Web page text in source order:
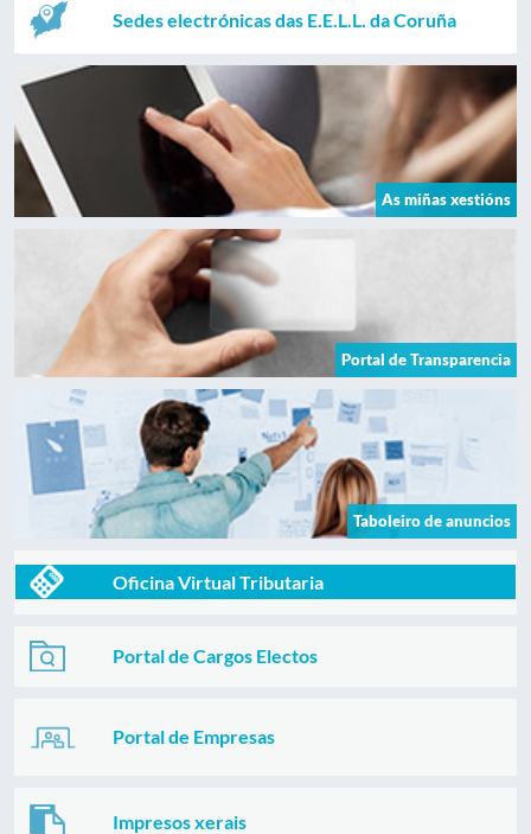
Sedes electrónicas das E.E.L.L. da Coruña
As miñas xestións
Portal de Transparencia
Taboleiro de anuncios
Oficina Virtual Tributaria
Portal de Cargos Electos
Portal de Empresas
Impresos xerais